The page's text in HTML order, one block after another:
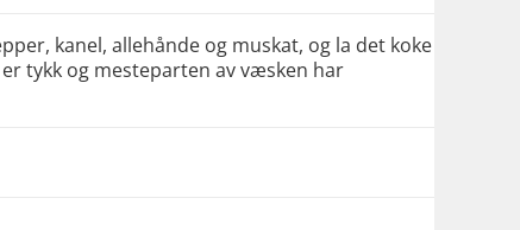
kanel, allehånde og muskat, og la det koke
tykk og mesteparten av væsken har